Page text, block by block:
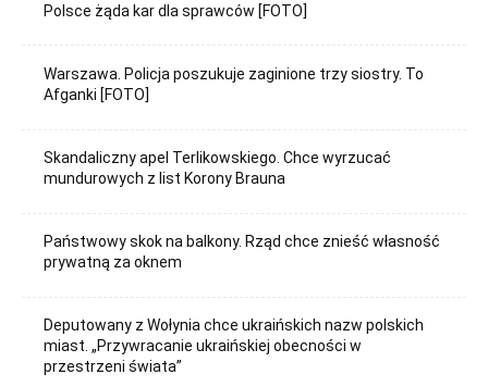
Polsce żąda kar dla sprawców [FOTO]
Warszawa. Policja poszukuje zaginione trzy siostry. To
Afganki [FOTO]
Skandaliczny apel Terlikowskiego. Chce wyrzucać
mundurowych z list Korony Brauna
Państwowy skok na balkony. Rząd chce znieść własność
prywatną za oknem
Deputowany z Wołynia chce ukraińskich nazw polskich
miast. „Przywracanie ukraińskiej obecności w
przestrzeni świata”